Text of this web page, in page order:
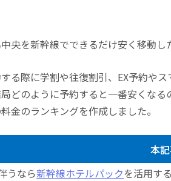
央を新幹線でできるだけ安く移動し
る際に学割や往復割引、EX予約や
どのように予約すると一番安くな
金のランキングを作成しました。
本
うなら新幹線ホテルパックを活用す